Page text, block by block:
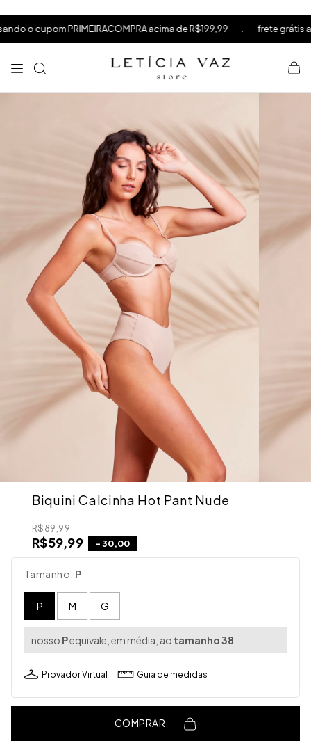
PRIMEIRACOMPRA acima de R$199,99 . frete grátis acima
Biquini Calcinha Hot Pant Nude
R$89,99
R$59,99 -30,00
Tamanho: P
P M G
nosso Pequivale, em média, ao tamanho 38
Provador Virtual Guia de medidas
COMPRAR